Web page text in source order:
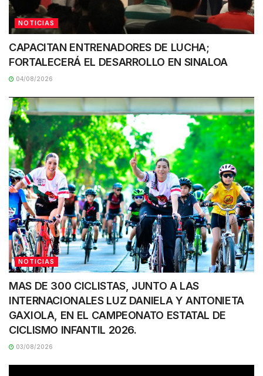
NOTICIAS
CAPACITAN ENTRENADORES DE LUCHA;
FORTALECERÁ EL DESARROLLO EN SINALOA
04/08/2026
NOTICIAS
MAS DE 300 CICLISTAS, JUNTO A LAS
INTERNACIONALES LUZ DANIELA Y ANTONIETA
GAXIOLA, EN EL CAMPEONATO ESTATAL DE
CICLISMO INFANTIL 2026.
03/08/2026